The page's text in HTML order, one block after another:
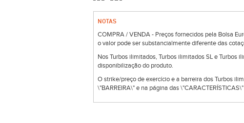
NOTAS
COMPRA / VENDA - Preços fornecidos pela Bolsa
o valor pode ser substancialmente diferente das
Nos Turbos ilimitados, Turbos ilimitados SL e Turbos
disponibilização do produto.
O strike/preço de exercício e a barreira dos Turbos
\"BARREIRA\" e na página das